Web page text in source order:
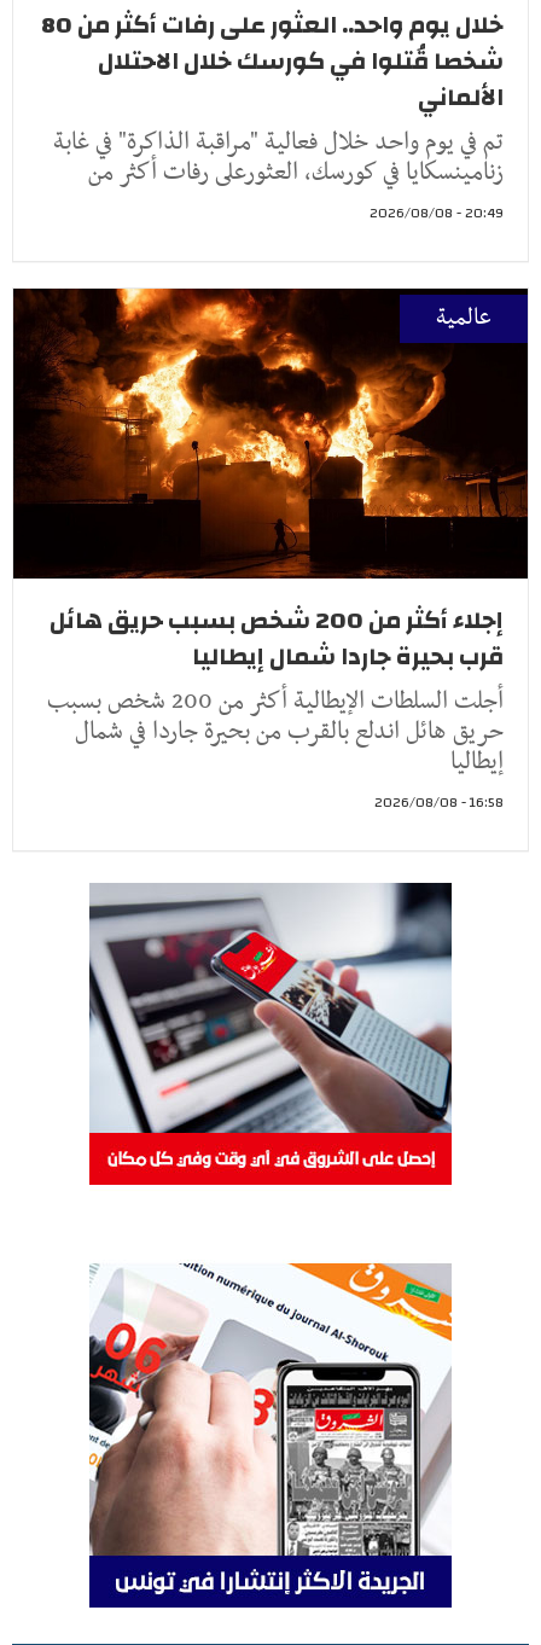
خلال يوم واحد.. العثور على رفات أكثر من 80
شخصا قُتلوا في كورسك خلال الاحتلال
الألماني
تم في يوم واحد خلال فعالية "مراقبة الذاكرة" في غابة
زنامينسكايا في كورسك، العثورعلى رفات أكثر من
20:49 - 2026/08/08
عالمية
إجلاء أكثر من 200 شخص بسبب حريق هائل
قرب بحيرة جاردا شمال إيطاليا
أجلت السلطات الإيطالية أكثر من 200 شخص بسبب
حريق هائل اندلع بالقرب من بحيرة جاردا في شمال
إيطاليا
16:58 - 2026/08/08